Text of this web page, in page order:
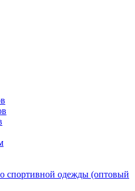
спортивной одежды (оптовый